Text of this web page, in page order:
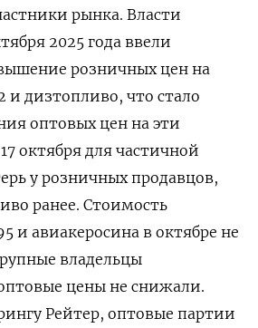
рынка. Власти
2025 года ввели
розничных цен на
и дизтопливо, что стало
оптовых цен на эти
октября для частичной
у розничных продавцов,
ранее. Стоимость
и авиакеросина в октябре не
владельцы
цены не снижали.
Рейтер, оптовые партии